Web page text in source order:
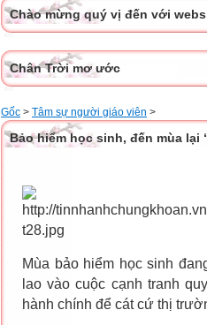
Chào mừng quý vị đến với
Chân Trời mơ ước
Gốc > Tâm sự người giáo viên >
Bảo hiểm học sinh, đến mùa lại
Mùa bảo hiểm học sinh
lao vào cuộc cạnh tranh
hành chính để cát cứ thị